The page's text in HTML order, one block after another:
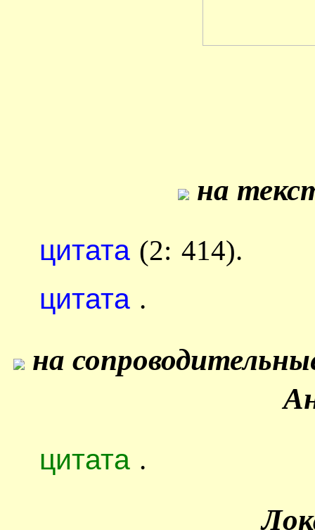
на
цитата (2: 414).
цитата .
на
цитата .